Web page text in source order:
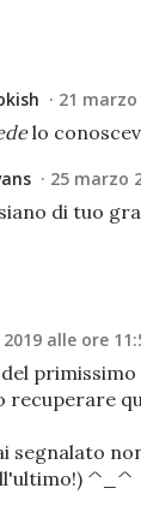
21 marzo
lo
25 marzo
di tuo
alle ore
recuperare
segnalato
^_^